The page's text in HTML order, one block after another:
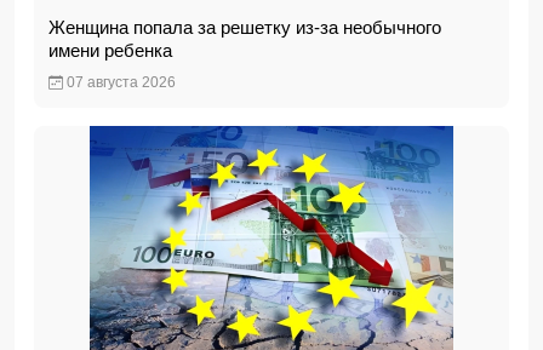
Женщина попала за решетку из-за необычного
имени ребенка
07 августа 2026